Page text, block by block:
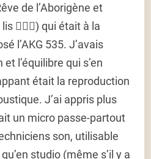
de l’Aborigène et
🙋🏻‍♂️) qui était à la
l’AKG 535. J’avais
l’équilibre qui s’en
était la reproduction
J’ai appris plus
un micro passe-partout
son, utilisable
studio (même s’il y a